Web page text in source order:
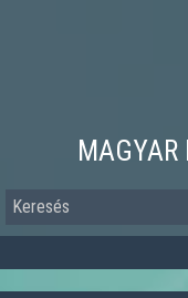
MAGYAR
Keresés